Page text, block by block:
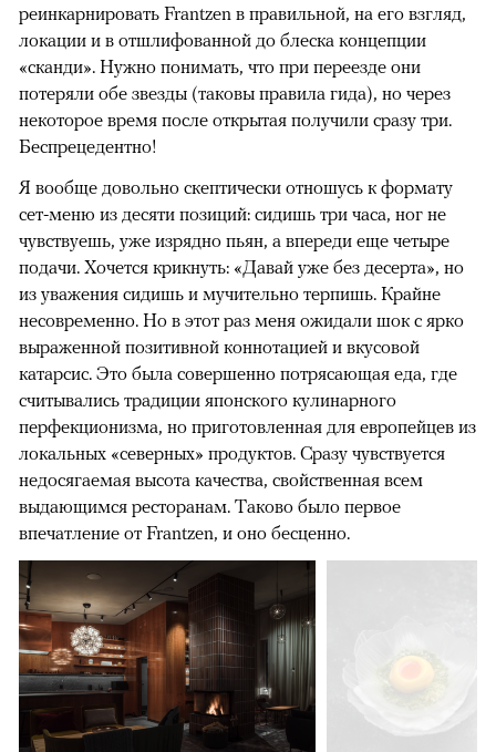
реинкарнировать Frantzen в правильной, на его взгляд,
локации и в отшлифованной до блеска концепции
«сканди». Нужно понимать, что при переезде они
потеряли обе звезды (таковы правила гида), но через
некоторое время после открытая получили сразу три.
Беспрецедентно!
Я вообще довольно скептически отношусь к формату
сет-меню из десяти позиций: сидишь три часа, ног не
чувствуешь, уже изрядно пьян, а впереди еще четыре
подачи. Хочется крикнуть: «Давай уже без десерта», но
из уважения сидишь и мучительно терпишь. Крайне
несовременно. Но в этот раз меня ожидали шок с ярко
выраженной позитивной коннотацией и вкусовой
катарсис. Это была совершенно потрясающая еда, где
считывались традиции японского кулинарного
перфекционизма, но приготовленная для европейцев из
локальных «северных» продуктов. Сразу чувствуется
недосягаемая высота качества, свойственная всем
выдающимся ресторанам. Таково было первое
впечатление от Frantzen, и оно бесценно.